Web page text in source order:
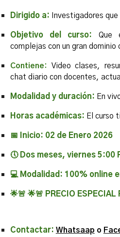
Dirigido a: Investigadores
Objetivo del curso:
Que
complejas con un gran
Contiene:
Video clases,
chat diario con docentes,
Modalidad y duración: En
Horas académicas: El curso
📅 Inicio: 02 de Enero 2026
🕔 Dos meses, viernes 5:00
💻 Modalidad: 100% online
🌟🚨 🌟🚨 PRECIO ESPECIAL
Contactar: Whatsaap o